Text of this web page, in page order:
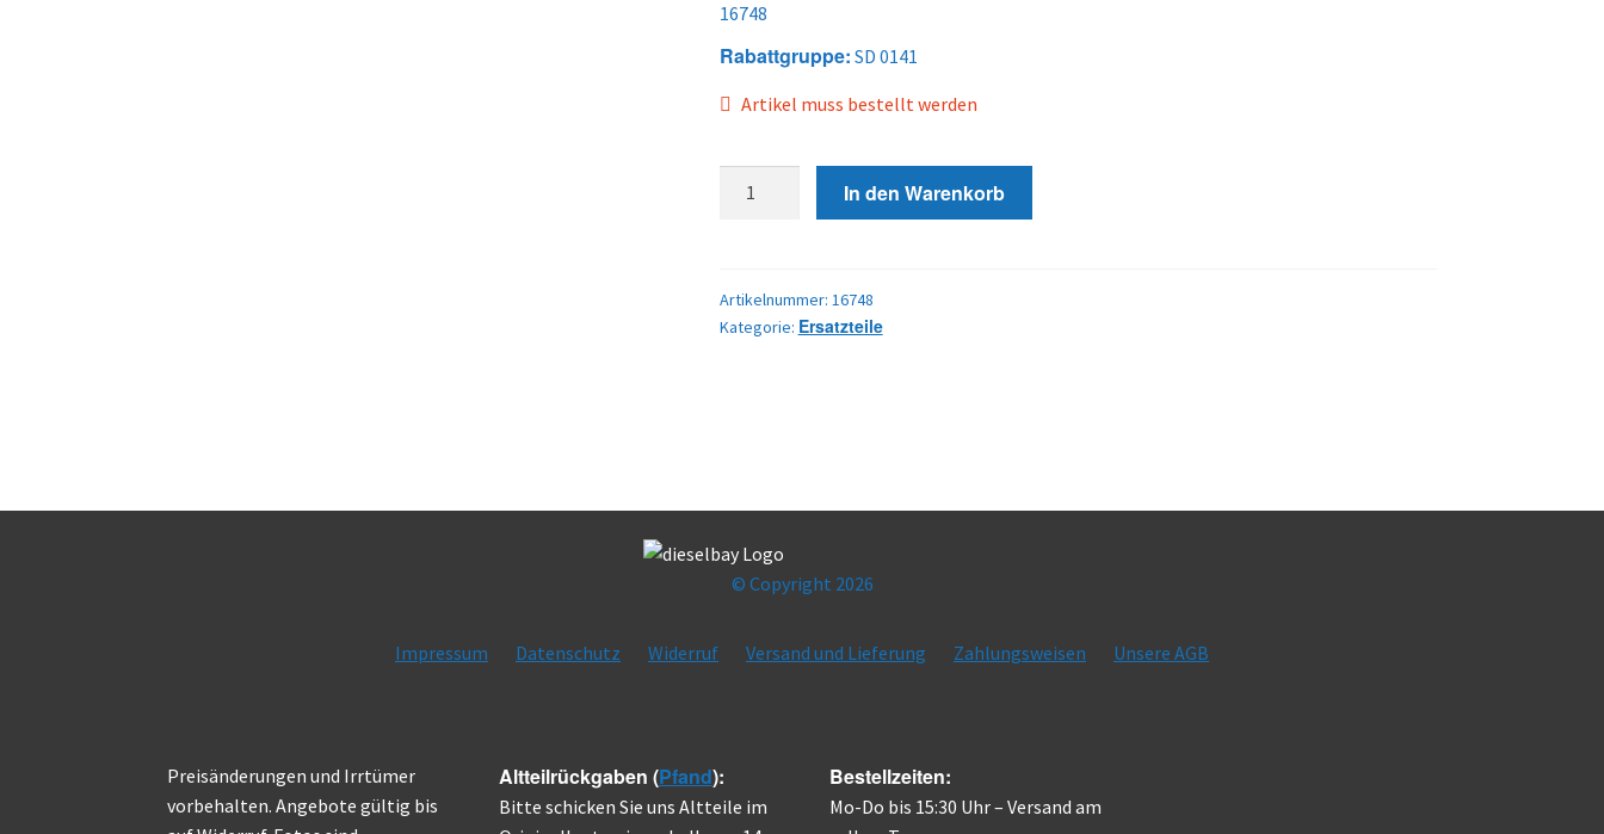
16748
Rabattgruppe: SD 0141
Artikel muss bestellt werden
In den Warenkorb
Artikelnummer: 16748
Kategorie: Ersatzteile
© Copyright 2026
Impressum Datenschutz Widerruf Versand und Lieferung Zahlungsweisen Unsere AGB
Preisänderungen und Irrtümer
vorbehalten. Angebote gültig bis
Altteilrückgaben (Pfand):
Bitte schicken Sie uns Altteile im
Bestellzeiten:
Mo-Do bis 15:30 Uhr – Versand am